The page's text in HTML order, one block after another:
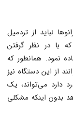
نباید از تردمیل
که با در نظر گرفتن
نمود. همانطور که
از این دستگاه نیز
دارد می‌تواند، یک
بدون اینکه مشکلی